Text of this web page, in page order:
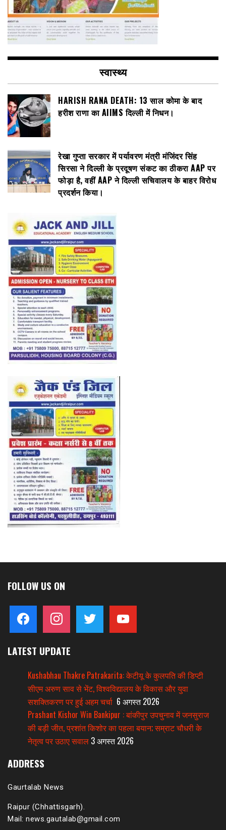
स्वास्थ्य
HARISH RANA DEATH: 13 साल कोमा के बाद
हरीश राणा का AIIMS दिल्ली में निधन।
रेखा गुप्ता सरकार में पर्यावरण मंत्री मंजिंदर सिंह
सिरसा ने दिल्ली के प्रदूषण संकट का ठीकरा AAP पर
फोड़ा है, वहीं AAP ने दिल्ली सचिवालय के बाहर विरोध
प्रदर्शन किया।
FOLLOW US ON
facebook instagram twitter youtube
LATEST UPDATE
Kushabhau Thakre Patrakarita: केटीयू के कुलपति की डिप्टी
सीएम अरुण साव से भेंट, विश्वविद्यालय के विकास और युवा
सशक्तिकरण पर हुई अहम चर्चा 6 अगस्त 2026
Prashant Kishor Win Bankipur : बांकीपुर उपचुनाव में जनसुराज
की बड़ी जीत, प्रशांत किशोर का पहला बयान; सम्राट चौधरी के
नेतृत्व पर उठाए सवाल 3 अगस्त 2026
ADDRESS
Gaurtalab News
Raipur (Chhattisgarh).
Mail: news.gautalab@gmail.com